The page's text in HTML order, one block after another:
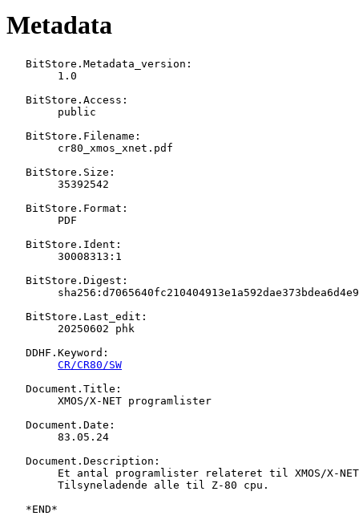
Metadata
   BitStore.Metadata_version:
   BitStore.Access:
   BitStore.Filename:
   BitStore.Size:
   BitStore.Format:
   BitStore.Ident:
   BitStore.Digest:
   BitStore.Last_edit:
   DDHF.Keyword:
CR/CR80/SW
   Document.Title:
   Document.Date:
   Document.Description: